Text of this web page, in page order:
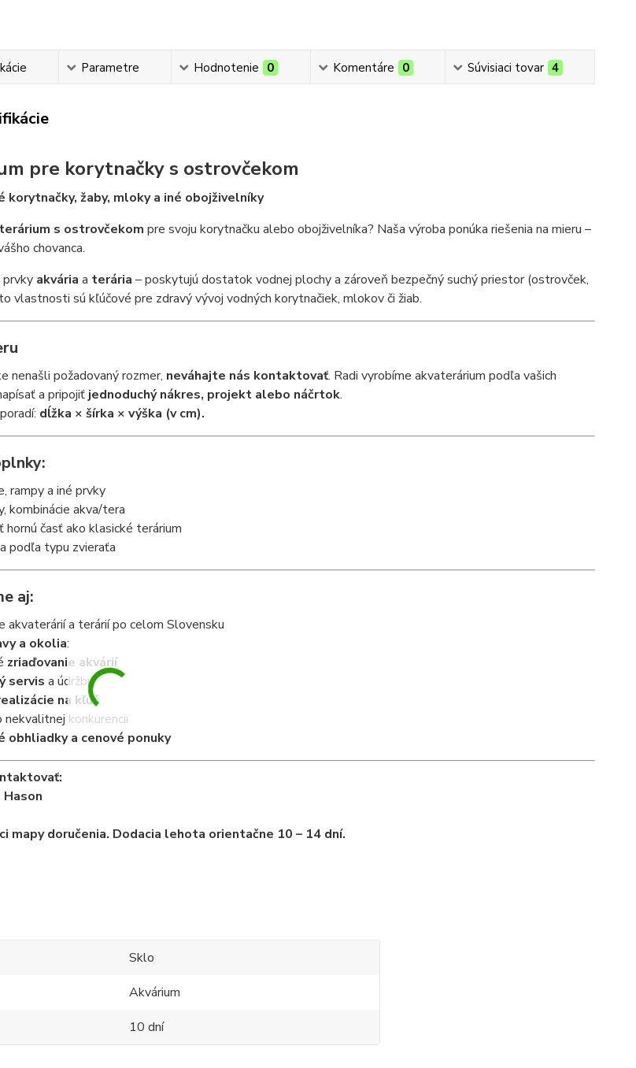
Parametre Hodnotenie 0 Komentáre 0 Súvisiaci tovar 4
pre korytnačky s ostrovčekom
korytnačky, žaby, mloky a iné obojživelníky
s ostrovčekom pre svoju korytnačku alebo obojživelníka? Naša výroba ponúka riešenia na mieru –
chovanca.
prvky akvária a terária – poskytujú dostatok vodnej plochy a zároveň bezpečný suchý priestor (ostrovček,
vlastnosti sú kľúčové pre zdravý vývoj vodných korytnačiek, mlokov či žiab.
nenašli požadovaný rozmer, neváhajte nás kontaktovať. Radi vyrobíme akvaterárium podľa vašich
a pripojiť jednoduchý nákres, projekt alebo náčrtok.
dĺžka × šírka × výška (v cm).
rampy a iné prvky
kombinácie akva/tera
časť ako klasické terárium
podľa typu zvieraťa
aj:
akvaterárií a terárií po celom Slovensku
a okolia:
zriaďovanie akvárií
servis a údržbu
na kľúč
konkurencii
obhliadky a cenové ponuky
mapy doručenia. Dodacia lehota orientačne 10 – 14 dní.
Sklo
Akvárium
10 dní